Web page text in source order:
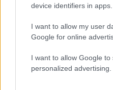
device identifiers in apps.
I want to allow my user
Google for online
I want to allow Google to
personalized advertising.
13.02.24
ζωή του Χούλιο
Ιγκλέσιας - Η Ρεάλ